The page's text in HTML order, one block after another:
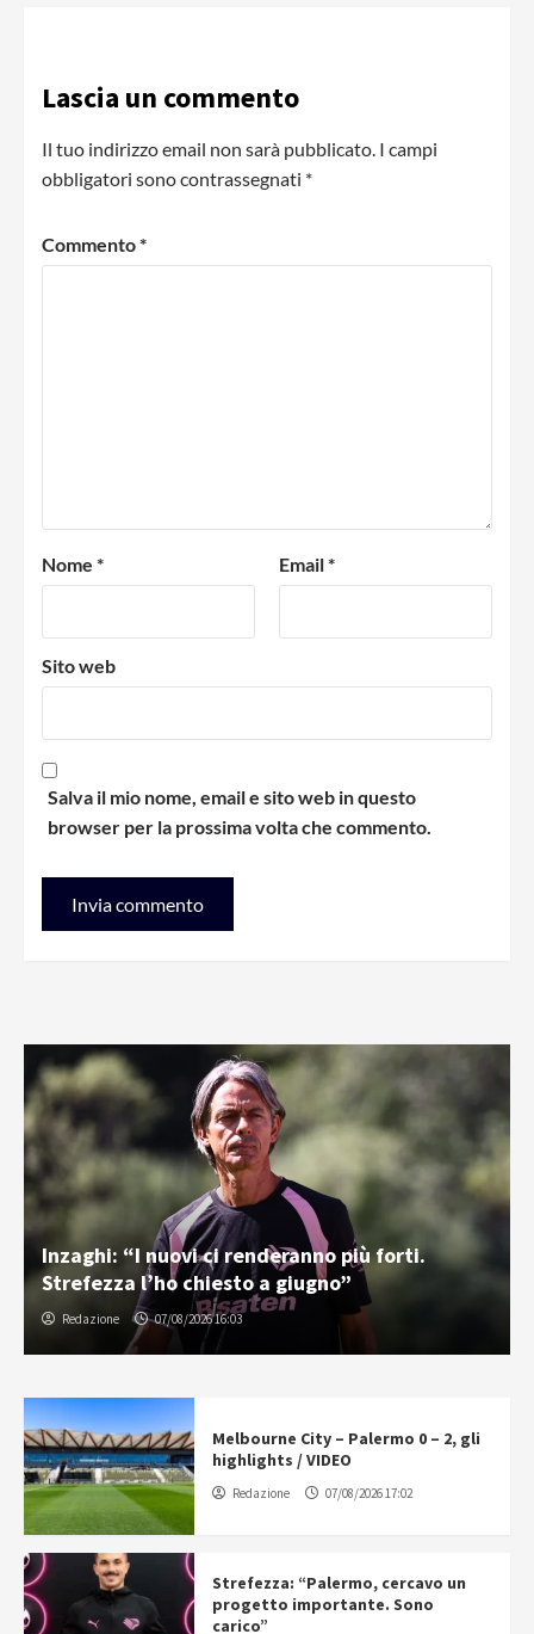
Lascia un commento
Il tuo indirizzo email non sarà pubblicato. I campi
obbligatori sono contrassegnati *
Commento*
Nome * Email*
Sito web
Salva il mio nome, email e sito web in questo
browser per la prossima volta che commento.
Inzaghi: “I nuovi ci renderanno più forti.
Strefezza l’ho chiesto a giugno”
Redazione 07/08/2026 16:03
Melbourne City – Palermo 0 – 2, gli
highlights / VIDEO
Redazione 07/08/2026 17:02
Strefezza: “Palermo, cercavo un
progetto importante. Sono
carico”